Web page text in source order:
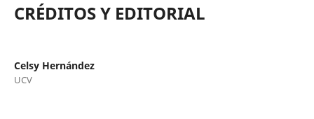
CRÉDITOS Y EDITORIAL
Celsy Hernández
UCV